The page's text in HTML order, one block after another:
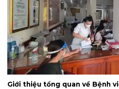
Giới thiệu tổng quan về Bệnh